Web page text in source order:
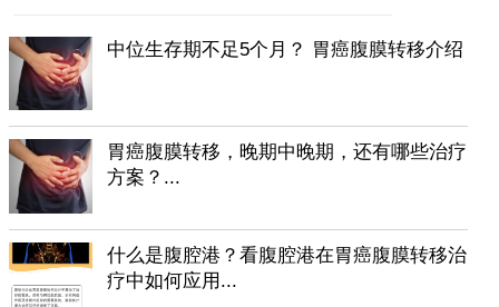
中位生存期不足5个月？ 胃癌腹膜转移介绍
胃癌腹膜转移，晚期中晚期，还有哪些治疗
方案？...
什么是腹腔港？看腹腔港在胃癌腹膜转移治
疗中如何应用...